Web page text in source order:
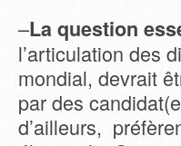
–La question
l’articulation des
mondial, devrait
par des
d’ailleurs,